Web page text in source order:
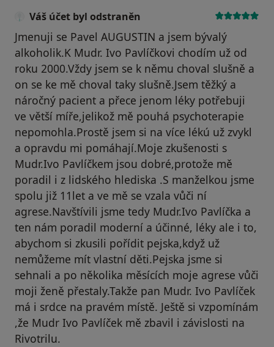
Váš účet byl odstraněn
Jmenuji se Pavel AUGUSTIN a jsem bývalý
alkoholik.K Mudr. Ivo Pavlíčkovi chodím už od
roku 2000.Vždy jsem se k němu choval slušně a
on se ke mě choval taky slušně.Jsem těžký a
náročný pacient a přece jenom léky potřebuji
ve větší míře,jelikož mě pouhá psychoterapie
nepomohla.Prostě jsem si na více lékú už zvykl
a opravdu mi pomáhají.Moje zkušenosti s
Mudr.Ivo Pavlíčkem jsou dobré,protože mě
poradil i z lidského hlediska .S manželkou jsme
spolu již 11let a ve mě se vzala vůči ní
agrese.Navštívili jsme tedy Mudr.Ivo Pavlíčka a
ten nám poradil moderní a účinné, léky ale i to,
abychom si zkusili pořídit pejska,když už
nemůžeme mít vlastní děti.Pejska jsme si
sehnali a po několika měsících moje agrese vůči
moji ženě přestaly.Takže pan Mudr. Ivo Pavlíček
má i srdce na pravém místě. Ještě si vzpomínám
,že Mudr Ivo Pavlíček mě zbavil i závislosti na
Rivotrilu.